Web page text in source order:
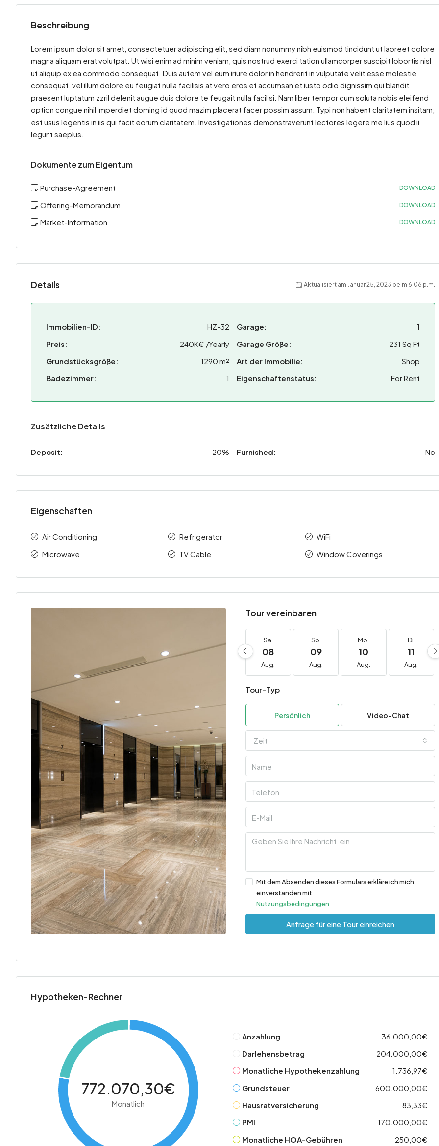
Beschreibung
Lorem ipsum dolor sit amet, consectetuer adipiscing elit, sed diam nonummy nibh euismod tincidunt ut laoreet dolore
magna aliquam erat volutpat. Ut wisi enim ad minim veniam, quis nostrud exerci tation ullamcorper suscipit lobortis nisl
ut aliquip ex ea commodo consequat. Duis autem vel eum iriure dolor in hendrerit in vulputate velit esse molestie
consequat, vel illum dolore eu feugiat nulla facilisis at vero eros et accumsan et iusto odio dignissim qui blandit
praesent luptatum zzril delenit augue duis dolore te feugait nulla facilisi. Nam liber tempor cum soluta nobis eleifend
option congue nihil imperdiet doming id quod mazim placerat facer possim assum. Typi non habent claritatem insitam;
est usus legentis in iis qui facit eorum claritatem. Investigationes demonstraverunt lectores legere me lius quod ii
legunt saepius.
Dokumente zum Eigentum
Purchase-Agreement DOWNLOAD
Offering-Memorandum DOWNLOAD
Market-Information DOWNLOAD
Details Aktualisiert am Januar 25, 2023 beim 6:06 p.m.
Immobilien-ID:
HZ-32
Preis:
240K€ /Yearly
Grundstücksgröße:
1290 m²
Badezimmer:
1
Garage:
1
Garage Größe:
231 Sq Ft
Art der Immobilie:
Shop
Eigenschaftenstatus:
For Rent
Zusätzliche Details
Deposit: 20% Furnished: No
Eigenschaften
Air Conditioning
Microwave
Refrigerator
TV Cable
WiFi
Window Coverings
Tour vereinbaren
Sa.
08
Aug.
So.
09
Aug.
Mo.
10
Aug.
Di.
11
Aug.
Tour-Typ
Persönlich Video-Chat
Zeit
Mit dem Absenden dieses Formulars erkläre ich mich
einverstanden mit
Nutzungsbedingungen
Anfrage für eine Tour einreichen
Hypotheken-Rechner
772.070,30€
Monatlich
Anzahlung
36.000,00€
Darlehensbetrag
204.000,00€
Monatliche Hypothekenzahlung
1.736,97€
Grundsteuer
600.000,00€
Hausratversicherung
83,33€
PMI
170.000,00€
Monatliche HOA-Gebühren
250,00€